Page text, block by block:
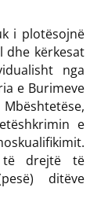
i plotësojnë
dhe kërkesat
nga
e Burimeve
e
të drejtë të
ditëve